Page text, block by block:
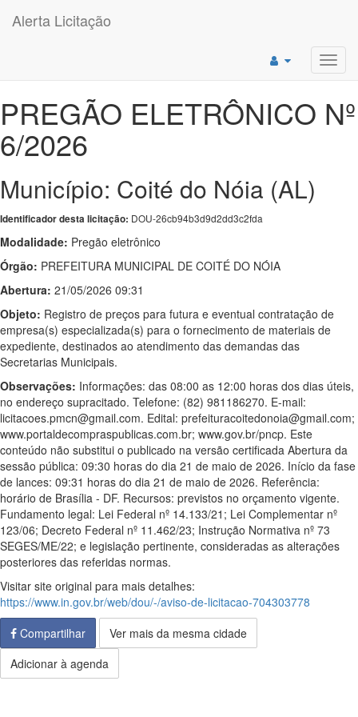
Alerta Licitação
PREGÃO ELETRÔNICO Nº
6/2026
Município: Coité do Nóia (AL)
Identificador desta licitação: DOU-26cb94b3d9d2dd3c2fda
Modalidade: Pregão eletrônico
Órgão: PREFEITURA MUNICIPAL DE COITÉ DO NÓIA
Abertura: 21/05/2026 09:31
Objeto: Registro de preços para futura e eventual contratação de
empresa(s) especializada(s) para o fornecimento de materiais de
expediente, destinados ao atendimento das demandas das
Secretarias Municipais.
Observações: Informações: das 08:00 as 12:00 horas dos dias úteis,
no endereço supracitado. Telefone: (82) 981186270. E-mail:
licitacoes.pmcn@gmail.com. Edital: prefeituracoitedonoia@gmail.com;
www.portaldecompraspublicas.com.br; www.gov.br/pncp. Este
conteúdo não substitui o publicado na versão certificada Abertura da
sessão pública: 09:30 horas do dia 21 de maio de 2026. Início da fase
de lances: 09:31 horas do dia 21 de maio de 2026. Referência:
horário de Brasília - DF. Recursos: previstos no orçamento vigente.
Fundamento legal: Lei Federal nº 14.133/21; Lei Complementar nº
123/06; Decreto Federal nº 11.462/23; Instrução Normativa nº 73
SEGES/ME/22; e legislação pertinente, consideradas as alterações
posteriores das referidas normas.
Visitar site original para mais detalhes:
https://www.in.gov.br/web/dou/-/aviso-de-licitacao-704303778
Compartilhar
Ver mais da mesma cidade
Adicionar à agenda